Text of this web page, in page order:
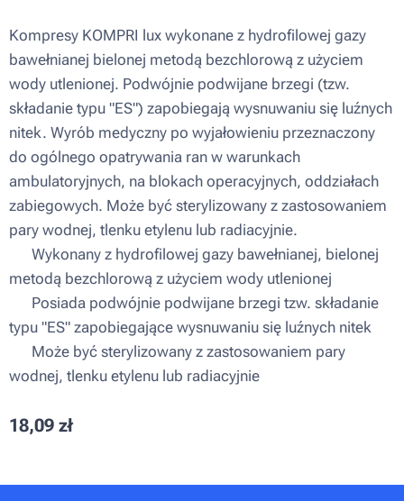
Kompresy KOMPRI lux wykonane z hydrofilowej gazy
bawełnianej bielonej metodą bezchlorową z użyciem
wody utlenionej. Podwójnie podwijane brzegi (tzw.
składanie typu "ES") zapobiegają wysnuwaniu się luźnych
nitek. Wyrób medyczny po wyjałowieniu przeznaczony
do ogólnego opatrywania ran w warunkach
ambulatoryjnych, na blokach operacyjnych, oddziałach
zabiegowych. Może być sterylizowany z zastosowaniem
pary wodnej, tlenku etylenu lub radiacyjnie.
▪ Wykonany z hydrofilowej gazy bawełnianej, bielonej
metodą bezchlorową z użyciem wody utlenionej
▪ Posiada podwójnie podwijane brzegi tzw. składanie
typu "ES" zapobiegające wysnuwaniu się luźnych nitek
▪ Może być sterylizowany z zastosowaniem pary
wodnej, tlenku etylenu lub radiacyjnie
18,09 zł